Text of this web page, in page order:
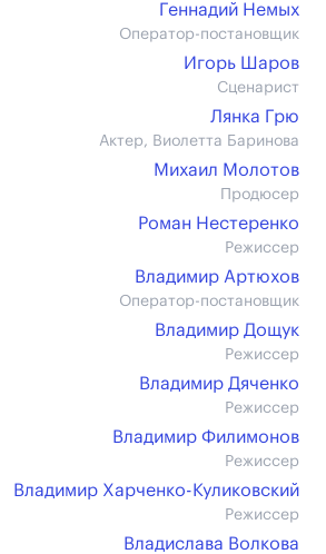
Геннадий Немых
Оператор-постановщик
Игорь Шаров
Сценарист
Лянка Грю
Актер, Виолетта Баринова
Михаил Молотов
Продюсер
Роман Нестеренко
Режиссер
Владимир Артюхов
Оператор-постановщик
Владимир Дощук
Режиссер
Владимир Дяченко
Режиссер
Владимир Филимонов
Режиссер
Владимир Харченко-Куликовский
Режиссер
Владислава Волкова